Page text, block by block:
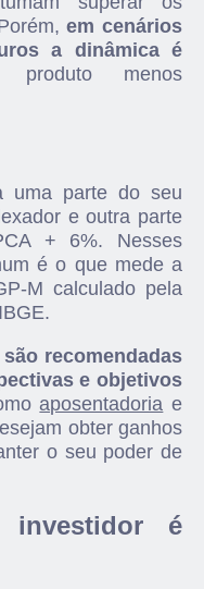
em cenários
a dinâmica é
menos
uma parte do seu
e outra parte
+ 6%. Nesses
é o que mede a
M calculado pela
recomendadas
e objetivos
aposentadoria e
obter ganhos
o seu poder de
é